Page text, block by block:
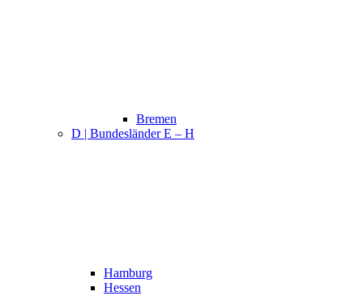
Bremen
D | Bundesländer E – H
Hamburg
Hessen